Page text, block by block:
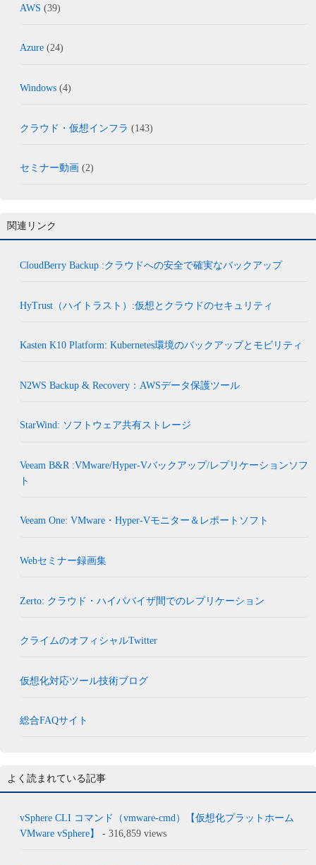
AWS (39)
Azure (24)
Windows (4)
クラウド・仮想インフラ (143)
セミナー動画 (2)
関連リンク
CloudBerry Backup :クラウドへの安全で確実なバックアップ
HyTrust（ハイトラスト）:仮想とクラウドのセキュリティ
Kasten K10 Platform: Kubernetes環境のバックアップとモビリティ
N2WS Backup & Recovery：AWSデータ保護ツール
StarWind: ソフトウェア共有ストレージ
Veeam B&R :VMware/Hyper-Vバックアップ/レプリケーションソフ
ト
Veeam One: VMware・Hyper-Vモニター＆レポートソフト
Webセミナー録画集
Zerto: クラウド・ハイパバイザ間でのレプリケーション
クライムのオフィシャルTwitter
仮想化対応ツール技術ブログ
総合FAQサイト
よく読まれている記事
vSphere CLI コマンド（vmware-cmd）【仮想化プラットホーム
VMware vSphere】
- 316,859 views